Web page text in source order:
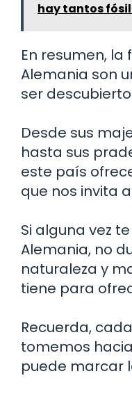
hay tantos
En resumen,
Alemania son
ser
Desde sus
hasta sus
este país
que nos invita
Si alguna vez
Alemania, no
naturaleza y
tiene para
Recuerda,
tomemos
puede marcar